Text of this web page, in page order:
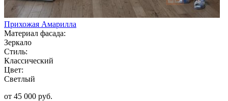
Прихожая Амарилла
Материал фасада:
Зеркало
Стиль:
Классический
Цвет:
Светлый
от 45 000 руб.